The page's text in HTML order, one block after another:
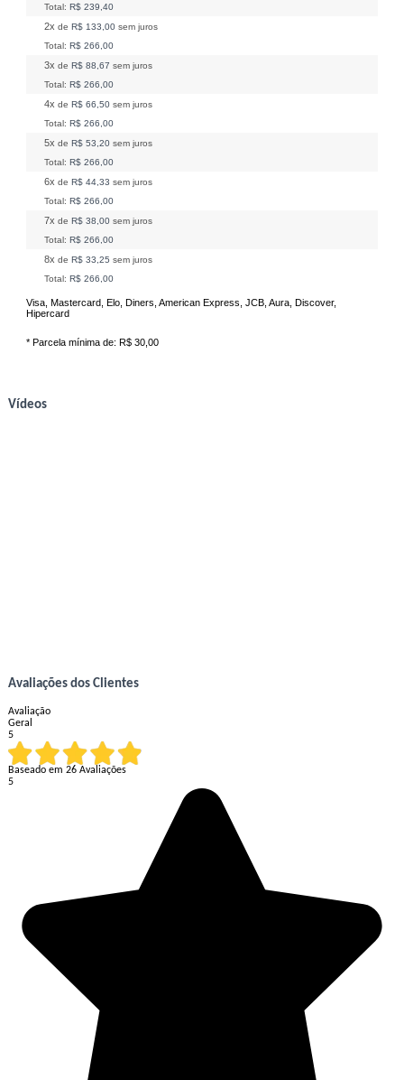
Total: R$ 239,40
2x de R$ 133,00 sem juros
Total: R$ 266,00
3x de R$ 88,67 sem juros
Total: R$ 266,00
4x de R$ 66,50 sem juros
Total: R$ 266,00
5x de R$ 53,20 sem juros
Total: R$ 266,00
6x de R$ 44,33 sem juros
Total: R$ 266,00
7x de R$ 38,00 sem juros
Total: R$ 266,00
8x de R$ 33,25 sem juros
Total: R$ 266,00
Visa, Mastercard, Elo, Diners, American Express, JCB, Aura, Discover,
Hipercard
* Parcela mínima de: R$ 30,00
Vídeos
Avaliações dos Clientes
Avaliação
Geral
5
Baseado em 26Avaliações
5